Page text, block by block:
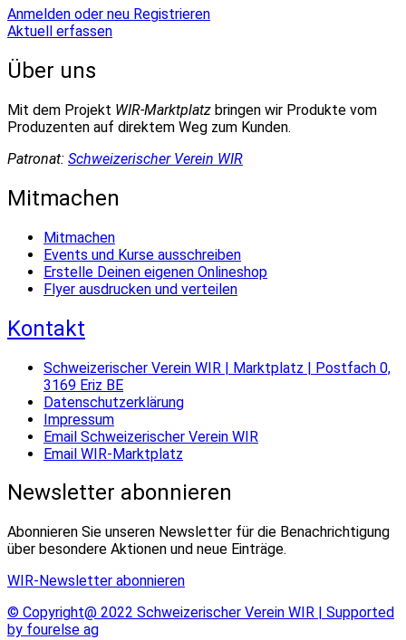
Anmelden oder neu Registrieren
Aktuell erfassen
Über uns
Mit dem Projekt WIR-Marktplatz bringen wir Produkte vom
Produzenten auf direktem Weg zum Kunden.
Patronat: Schweizerischer Verein WIR
Mitmachen
Mitmachen
Events und Kurse ausschreiben
Erstelle Deinen eigenen Onlineshop
Flyer ausdrucken und verteilen
Kontakt
Schweizerischer Verein WIR | Marktplatz | Postfach 0,
3169 Eriz BE
Datenschutzerklärung
Impressum
Email Schweizerischer Verein WIR
Email WIR-Marktplatz
Newsletter abonnieren
Abonnieren Sie unseren Newsletter für die Benachrichtigung
über besondere Aktionen und neue Einträge.
WIR-Newsletter abonnieren
© Copyright@ 2022 Schweizerischer Verein WIR | Supported
by fourelse ag